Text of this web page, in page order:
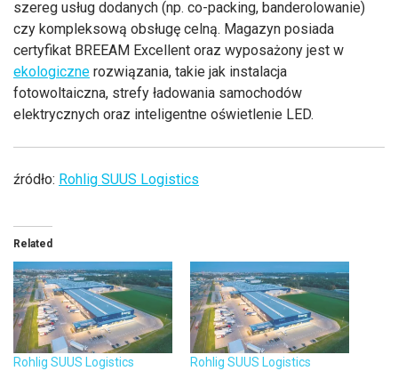
szereg usług dodanych (np. co-packing, banderolowanie)
czy kompleksową obsługę celną. Magazyn posiada
certyfikat BREEAM Excellent oraz wyposażony jest w
ekologiczne rozwiązania, takie jak instalacja
fotowoltaiczna, strefy ładowania samochodów
elektrycznych oraz inteligentne oświetlenie LED.
źródło: Rohlig SUUS Logistics
Related
Rohlig SUUS Logistics
Rohlig SUUS Logistics